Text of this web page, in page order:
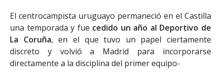
El centrocampista uruguayo permaneció en el Castilla
una temporada y fue cedido un año al Deportivo de
La Coruña, en el que tuvo un papel ciertamente
discreto y volvió a Madrid para incorporarse
directamente a la disciplina del primer equipo-